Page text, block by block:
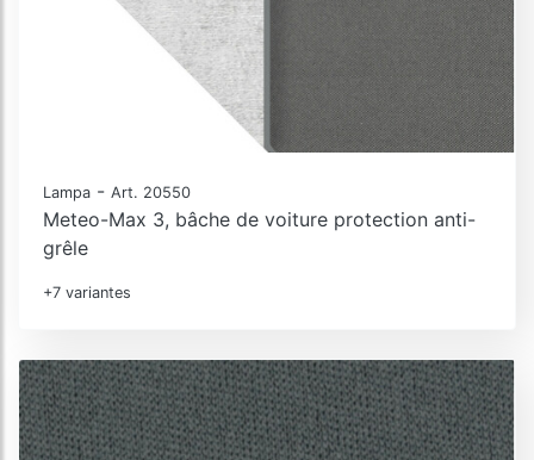
Lampa - Art. 20550
Meteo-Max 3, bâche de voiture protection anti-
grêle
+7 variantes